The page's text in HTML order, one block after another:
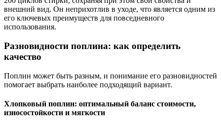
внешний вид. Он неприхотлив в уходе, что является одним из
его ключевых преимуществ для повседневного
использования.
Разновидности поплина: как определить
качество
Поплин может быть разным, и понимание его разновидностей
помогает выбрать наиболее подходящий вариант.
Хлопковый поплин: оптимальный баланс стоимости,
износостойкости и мягкости